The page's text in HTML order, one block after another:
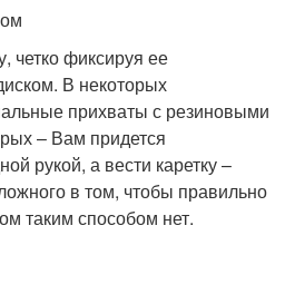
четко фиксируя ее
В некоторых
прихваты с резиновыми
– Вам придется
рукой, а вести каретку –
в том, чтобы правильно
таким способом нет.